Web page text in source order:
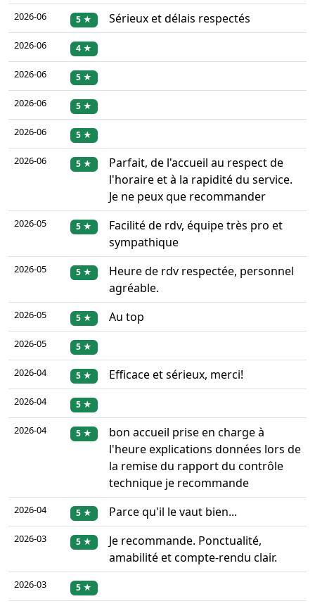
2026-06 5 ★ Sérieux et délais respectés
2026-06 4 ★
2026-06 5 ★
2026-06 5 ★
2026-06 5 ★
2026-06 5 ★
Parfait, de l'accueil au respect de
l'horaire et à la rapidité du service.
Je ne peux que recommander
2026-05 5 ★
Facilité de rdv, équipe très pro et
sympathique
2026-05 5 ★
Heure de rdv respectée, personnel
agréable.
2026-05 5 ★ Au top
2026-05 5 ★
2026-04 5 ★ Efficace et sérieux, merci!
2026-04 5 ★
2026-04 5 ★
bon accueil prise en charge à
l'heure explications données lors de
la remise du rapport du contrôle
technique je recommande
2026-04 5 ★ Parce qu'il le vaut bien...
2026-03 5 ★
Je recommande. Ponctualité,
amabilité et compte-rendu clair.
2026-03 5 ★